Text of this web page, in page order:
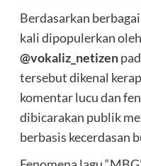
Berdasarkan
kali dipopulerkan
@vokaliz_netizen
tersebut dikenal
komentar lucu dan
dibicarakan publik
berbasis kecerdasan